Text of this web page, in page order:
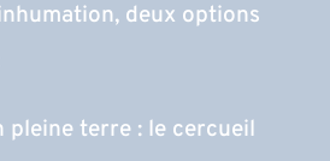
deux options
pleine terre : le cercueil